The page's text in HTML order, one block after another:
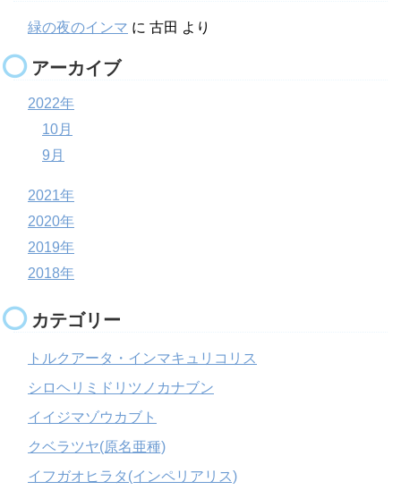
緑の夜のインマ に 古田 より
アーカイブ
2022年
10月
9月
2021年
2020年
2019年
2018年
カテゴリー
トルクアータ・インマキュリコリス
シロヘリミドリツノカナブン
イイジマゾウカブト
クベラツヤ(原名亜種)
イフガオヒラタ(インペリアリス)